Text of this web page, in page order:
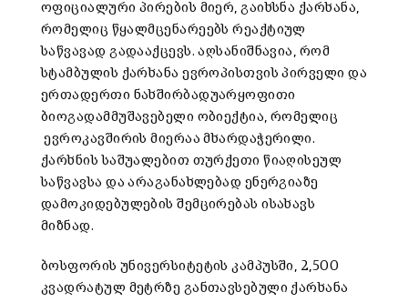
ოფიციალური პირების მიერ, გაიხსნა ქარხანა,
რომელიც წყალმცენარეებს რეაქტიულ
საწვავად გადააქცევს. აღსანიშნავია, რომ
სტამბულის ქარხანა ევროპისთვის პირველი და
ერთადერთი ნახშირბადუარყოფითი
ბიოგადამმუშავებელი ობიექტია, რომელიც
ევროკავშირის მიერაა მხარდაჭერილი.
ქარხნის საშუალებით თურქეთი წიაღისეულ
საწვავსა და არაგანახლებად ენერგიაზე
დამოკიდებულების შემცირებას ისახავს
მიზნად.
ბოსფორის უნივერსიტეტის კამპუსში, 2,500
კვადრატულ მეტრზე განთავსებული ქარხანა